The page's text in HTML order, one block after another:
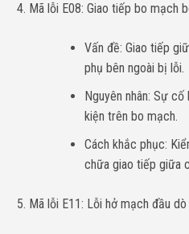
Mã lỗi E08: Giao tiếp bo mạch
Vấn đề: Giao tiếp
phụ bên ngoài bị lỗi.
Nguyên nhân: Sự
kiện trên bo mạch.
Cách khắc phục:
chữa giao tiếp giữa
Mã lỗi E11: Lỗi hở mạch đầu